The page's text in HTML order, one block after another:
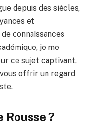
depuis des siècles,
et
connaissances
je me
ce sujet captivant,
offrir un regard
Rousse ?